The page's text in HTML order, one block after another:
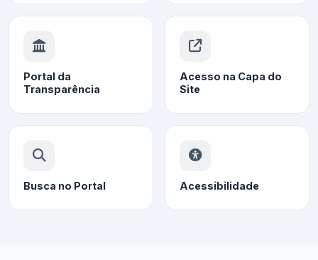
Portal da
Transparência
Acesso na Capa do
Site
Busca no Portal Acessibilidade